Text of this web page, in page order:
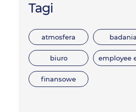
Tagi
atmosfera badania
biuro employee
finansowe